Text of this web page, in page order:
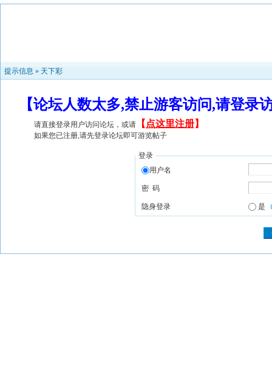
提示信息 » 天下彩
【论坛人数太多,禁止游客访问,请登
请直接登录用户访问论坛，或请 【 点这里注册】
如果您已注册,请先登录论坛即可游览帖子
登录
用户名
密 码
隐身登录 是